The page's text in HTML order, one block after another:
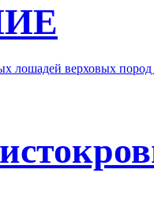
лошадей верховых